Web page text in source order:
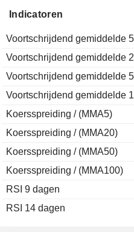
Indicatoren
Voortschrijdend gemiddelde
Voortschrijdend gemiddelde
Voortschrijdend gemiddelde
Voortschrijdend gemiddelde
Koersspreiding / (MMA5)
Koersspreiding / (MMA20)
Koersspreiding / (MMA50)
Koersspreiding / (MMA100)
RSI 9 dagen
RSI 14 dagen
2012
2011
2010
2009